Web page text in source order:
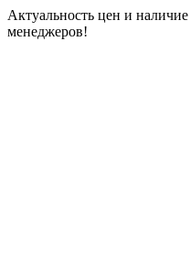
Актуальность цен и
менеджеров!